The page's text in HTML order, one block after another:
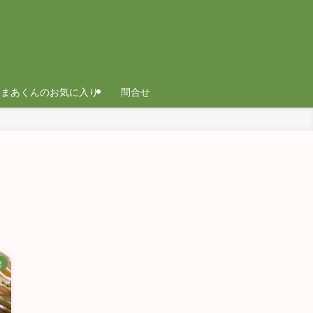
まあくんのお気に入り 問合せ